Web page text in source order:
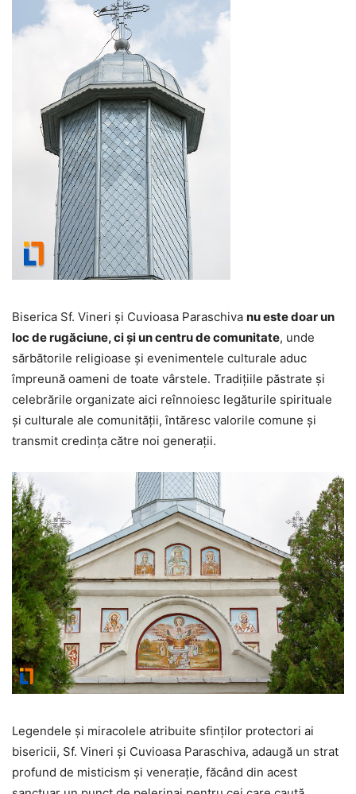
Biserica Sf. Vineri și Cuvioasa Paraschiva nu este doar un
loc de rugăciune, ci și un centru de comunitate, unde
sărbătorile religioase și evenimentele culturale aduc
împreună oameni de toate vârstele. Tradițiile păstrate și
celebrările organizate aici reînnoiesc legăturile spirituale
și culturale ale comunității, întăresc valorile comune și
transmit credința către noi generații.
Legendele și miracolele atribuite sfinților protectori ai
bisericii, Sf. Vineri și Cuvioasa Paraschiva, adaugă un strat
profund de misticism și venerație, făcând din acest